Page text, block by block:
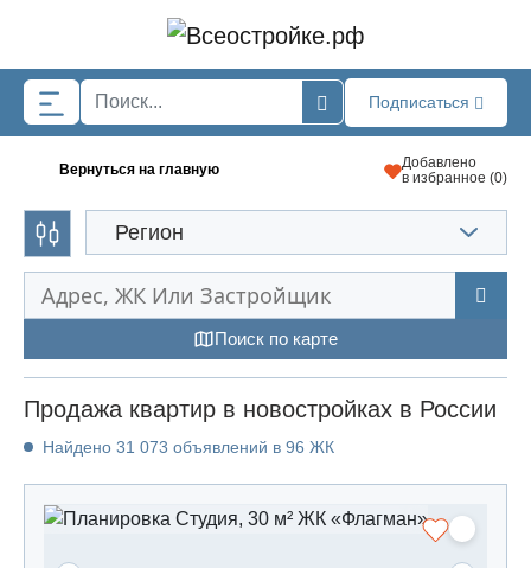
Подписаться
Вернуться на главную
Добавлено
в избранное (0)
Регион
Поиск по карте
Продажа квартир в новостройках в России
Найдено 31 073 объявлений в 96 ЖК